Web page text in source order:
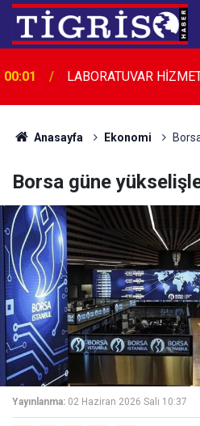
00:01 LABORATUVAR
Anasayfa Ekonomi
Borsa güne
Yayınlanma: 02 Haziran 2026 Salı 10:37